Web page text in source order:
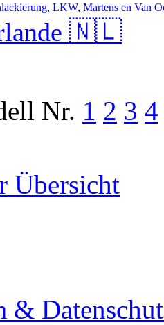
, LKW, Martens en Van
🇳🇱
Nr. 1 2 3 4
Übersicht
&